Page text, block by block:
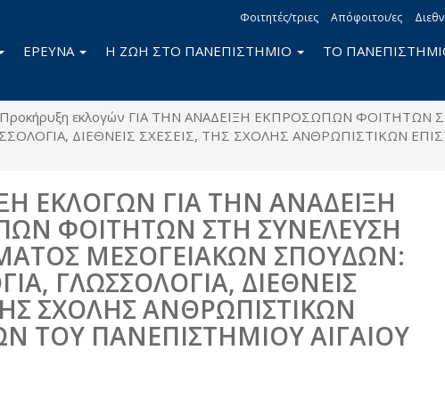
Φοιτητές/τριες Απόφοιτοι/ες
ΕΡΕΥΝΑ Η ΖΩΗ ΣΤΟ ΠΑΝΕΠΙΣΤΗΜΙΟ ΤΟ
Προκήρυξη εκλογών ΓΙΑ ΤΗΝ ΑΝΑΔΕΙΞΗ ΕΚΠΡΟΣΩΠΩΝ
ΔΙΕΘΝΕΙΣ ΣΧΕΣΕΙΣ, ΤΗΣ ΣΧΟΛΗΣ ΑΝΘΡΩΠΙΣΤΙΚΩΝ
ΕΚΛΟΓΩΝ ΓΙΑ ΤΗΝ ΑΝΑΔΕΙΞΗ
ΦΟΙΤΗΤΩΝ ΣΤΗ ΣΥΝΕΛΕΥΣΗ
ΜΕΣΟΓΕΙΑΚΩΝ ΣΠΟΥΔΩΝ:
ΓΛΩΣΣΟΛΟΓΙΑ, ΔΙΕΘΝΕΙΣ
ΣΧΟΛΗΣ ΑΝΘΡΩΠΙΣΤΙΚΩΝ
ΤΟΥ ΠΑΝΕΠΙΣΤΗΜΙΟΥ ΑΙΓΑΙΟΥ